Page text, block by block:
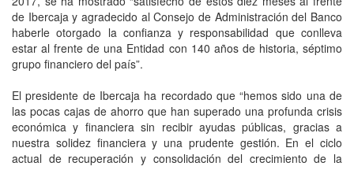
de Ibercaja y agradecido al Consejo de Administración del Banco
haberle otorgado la confianza y responsabilidad que conlleva
estar al frente de una Entidad con 140 años de historia, séptimo
grupo financiero del país”.
El presidente de Ibercaja ha recordado que “hemos sido una de
las pocas cajas de ahorro que han superado una profunda crisis
económica y financiera sin recibir ayudas públicas, gracias a
nuestra solidez financiera y una prudente gestión. En el ciclo
actual de recuperación y consolidación del crecimiento de la